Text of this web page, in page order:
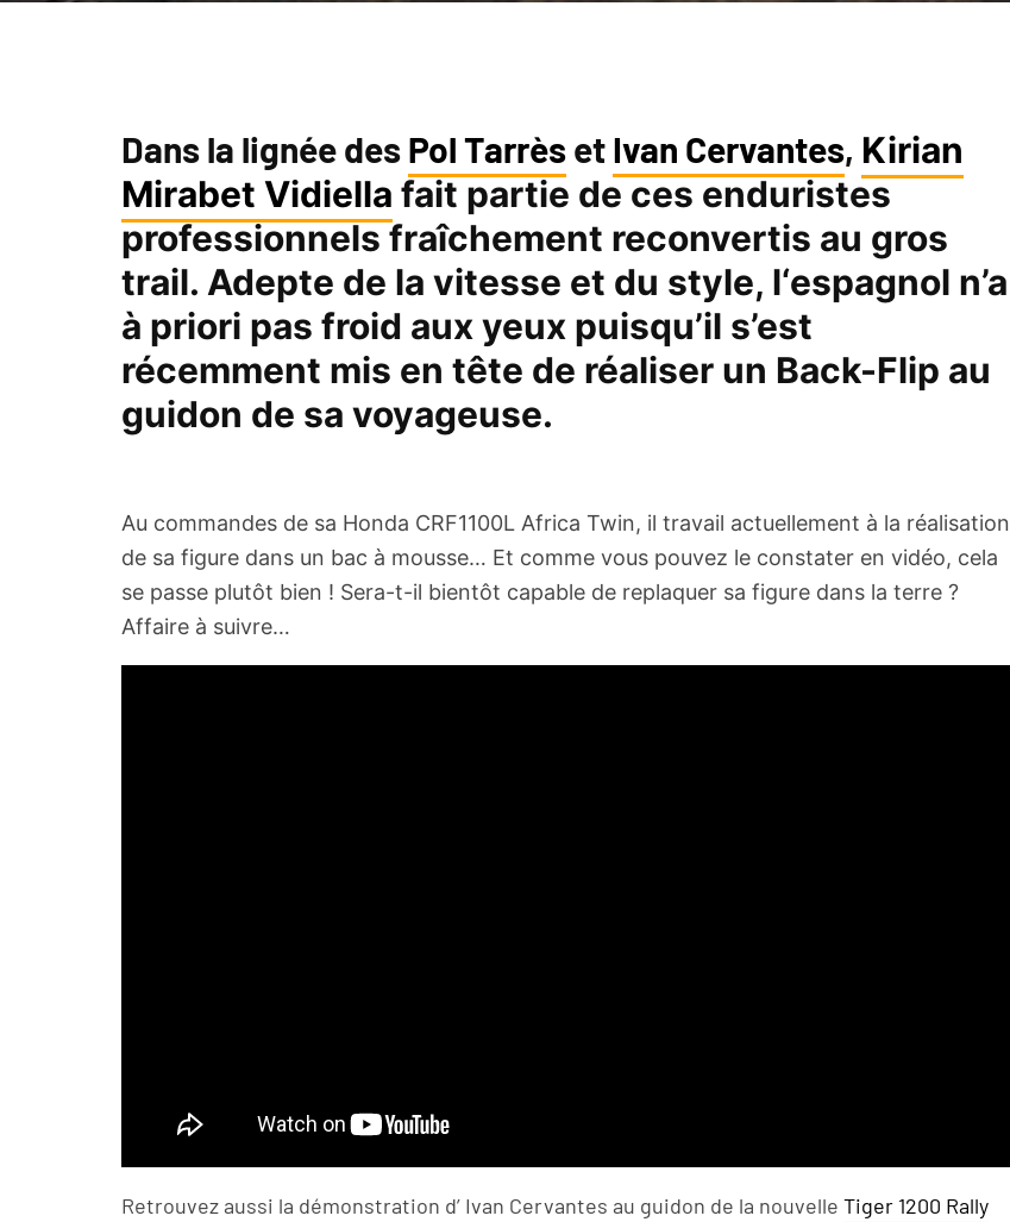
Dans la lignée desPol TarrèsetIvan Cervantes, Kirian
Mirabet Vidiella fait partie de ces enduristes
professionnels fraîchement reconvertis au gros
trail. Adepte de la vitesse et du style, l‘espagnol n’a
à priori pas froid aux yeux puisqu’il s’est
récemment mis en tête de réaliser un Back-Flip au
guidon de sa voyageuse.
Au commandes de sa Honda CRF1100L Africa Twin, il travail actuellement à la réalisation
de sa figure dans un bac à mousse… Et comme vous pouvez le constater en vidéo, cela
se passe plutôt bien ! Sera-t-il bientôt capable de replaquer sa figure dans la terre ?
Affaire à suivre…
Retrouvez aussi la démonstration d’ Ivan Cervantes au guidon de la nouvelle Tiger 1200 Rally